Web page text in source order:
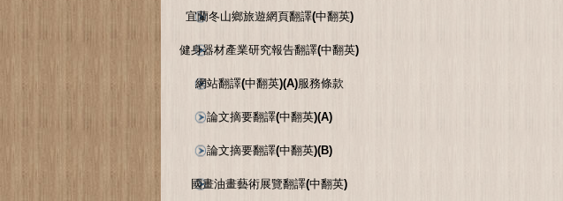
宜蘭冬山鄉旅遊網頁翻譯(中翻英)
健身器材產業研究報告翻譯(中翻英)
網站翻譯(中翻英)(A)服務條款
論文摘要翻譯(中翻英)(A)
論文摘要翻譯(中翻英)(B)
國畫油畫藝術展覽翻譯(中翻英)